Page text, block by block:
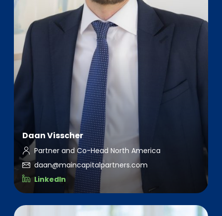
Daan Visscher
Partner and Co-Head North America
daan@maincapitalpartners.com
LinkedIn